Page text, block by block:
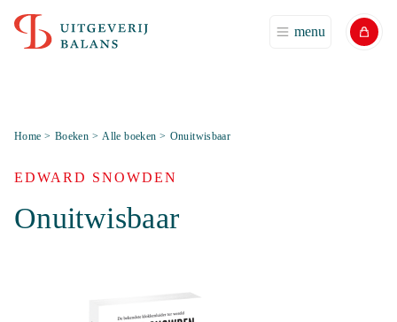
menu
Home > Boeken > Alle boeken > Onuitwisbaar
EDWARD SNOWDEN
Onuitwisbaar